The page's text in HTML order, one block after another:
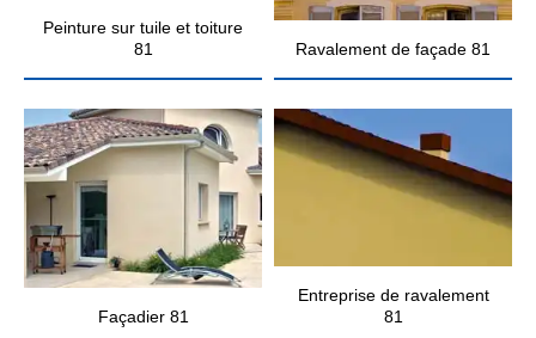
Peinture sur tuile et toiture
81
Ravalement de façade 81
Façadier 81
Entreprise de ravalement
81